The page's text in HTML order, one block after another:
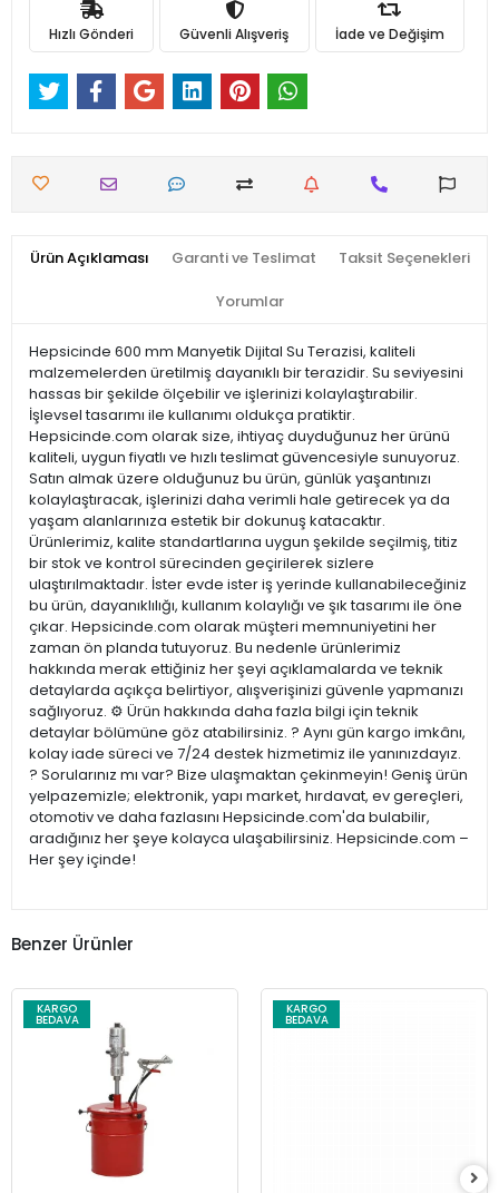
Hızlı Gönderi Güvenli Alışveriş İade ve Değişim
Ürün Açıklaması Garanti ve Teslimat Taksit Seçenekleri
Yorumlar
Hepsicinde 600 mm Manyetik Dijital Su Terazisi, kaliteli
malzemelerden üretilmiş dayanıklı bir terazidir. Su seviyesini
hassas bir şekilde ölçebilir ve işlerinizi kolaylaştırabilir.
İşlevsel tasarımı ile kullanımı oldukça pratiktir.
Hepsicinde.com olarak size, ihtiyaç duyduğunuz her ürünü
kaliteli, uygun fiyatlı ve hızlı teslimat güvencesiyle sunuyoruz.
Satın almak üzere olduğunuz bu ürün, günlük yaşantınızı
kolaylaştıracak, işlerinizi daha verimli hale getirecek ya da
yaşam alanlarınıza estetik bir dokunuş katacaktır.
Ürünlerimiz, kalite standartlarına uygun şekilde seçilmiş, titiz
bir stok ve kontrol sürecinden geçirilerek sizlere
ulaştırılmaktadır. İster evde ister iş yerinde kullanabileceğiniz
bu ürün, dayanıklılığı, kullanım kolaylığı ve şık tasarımı ile öne
çıkar. Hepsicinde.com olarak müşteri memnuniyetini her
zaman ön planda tutuyoruz. Bu nedenle ürünlerimiz
hakkında merak ettiğiniz her şeyi açıklamalarda ve teknik
detaylarda açıkça belirtiyor, alışverişinizi güvenle yapmanızı
sağlıyoruz. ⚙️ Ürün hakkında daha fazla bilgi için teknik
detaylar bölümüne göz atabilirsiniz. ? Aynı gün kargo imkânı,
kolay iade süreci ve 7/24 destek hizmetimiz ile yanınızdayız.
? Sorularınız mı var? Bize ulaşmaktan çekinmeyin! Geniş ürün
yelpazemizle; elektronik, yapı market, hırdavat, ev gereçleri,
otomotiv ve daha fazlasını Hepsicinde.com'da bulabilir,
aradığınız her şeye kolayca ulaşabilirsiniz. Hepsicinde.com –
Her şey içinde!
Benzer Ürünler
KARGO
BEDAVA
KARGO
BEDAVA